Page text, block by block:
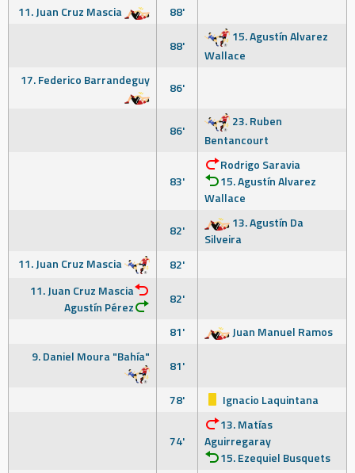
11. Juan Cruz Mascia
88'
88'
15. Agustín Alvarez
Wallace
17. Federico Barrandeguy
86'
86'
23. Ruben
Bentancourt
83'
Rodrigo Saravia
15. Agustín Alvarez
Wallace
82'
13. Agustín Da
Silveira
11. Juan Cruz Mascia
82'
11. Juan Cruz Mascia
Agustín Pérez
82'
81'
Juan Manuel Ramos
9. Daniel Moura "Bahía"
81'
78' Ignacio Laquintana
74'
13. Matías
Aguirregaray
15. Ezequiel Busquets